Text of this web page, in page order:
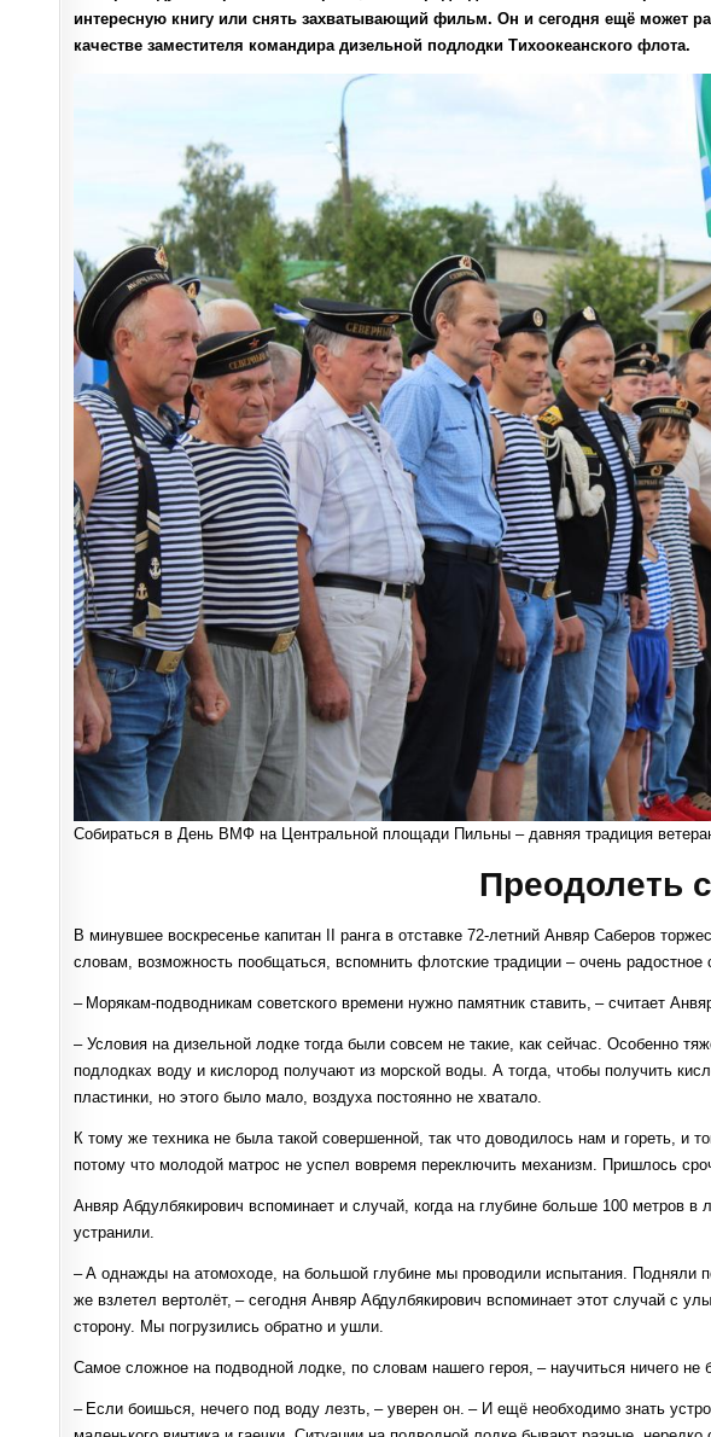
интересную книгу или снять захватывающий фильм. Он и сегодня ещё может
качестве заместителя командира дизельной подлодки Тихоокеанского флота.
Собираться в День ВМФ на Центральной площади Пильны – давняя традиция
Преодолеть
В минувшее воскресенье капитан II ранга в отставке 72‑летний Анвяр Саберов
словам, возможность пообщаться, вспомнить флотские традиции – очень
– Морякам-подводникам советского времени нужно памятник ставить, – считает
– Условия на дизельной лодке тогда были совсем не такие, как сейчас. Особенно
подлодках воду и кислород получают из морской воды. А тогда, чтобы получить
пластинки, но этого было мало, воздуха постоянно не хватало.
К тому же техника не была такой совершенной, так что доводилось нам и гореть, и
потому что молодой матрос не успел вовремя переключить механизм. Пришлось
Анвяр Абдулбякирович вспоминает и случай, когда на глубине больше 100 метров в
устранили.
– А однажды на атомоходе, на большой глубине мы проводили испытания. Подняли
же взлетел вертолёт, – сегодня Анвяр Абдулбякирович вспоминает этот случай с
сторону. Мы погрузились обратно и ушли.
Самое сложное на подводной лодке, по словам нашего героя, – научиться ничего не
– Если боишься, нечего под воду лезть, – уверен он. – И ещё необходимо знать